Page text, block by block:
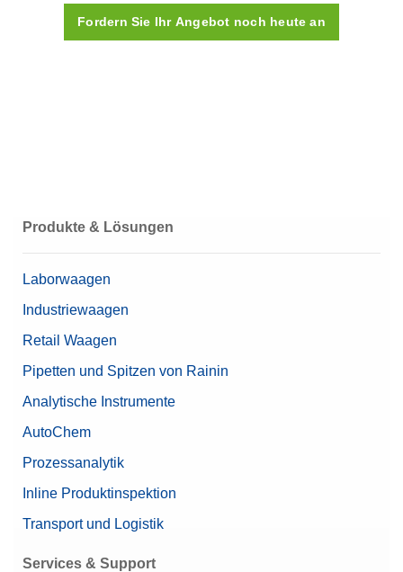
Broschüre ICS466x / ICS426x
ICS445_-_LA 3D Model
Manuals
ICS44x & ICS46x Bedienungsanleitung
ICS4_5 Kurzanleitung
Fordern Sie Ihr Angebot noch heute an
Produkte & Lösungen
Laborwaagen
Industriewaagen
Retail Waagen
Pipetten und Spitzen von Rainin
Analytische Instrumente
AutoChem
Prozessanalytik
Inline Produktinspektion
Transport und Logistik
Services & Support